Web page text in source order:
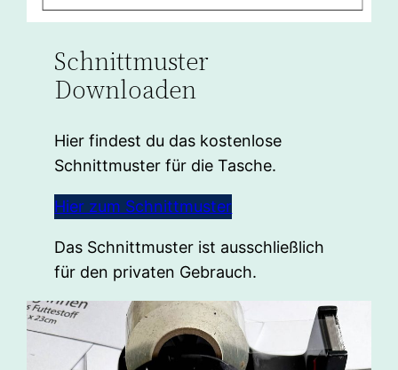
Schnittmuster
Downloaden
Hier findest du das kostenlose
Schnittmuster für die Tasche.
Hier zum Schnittmuster
Das Schnittmuster ist ausschließlich
für den privaten Gebrauch.